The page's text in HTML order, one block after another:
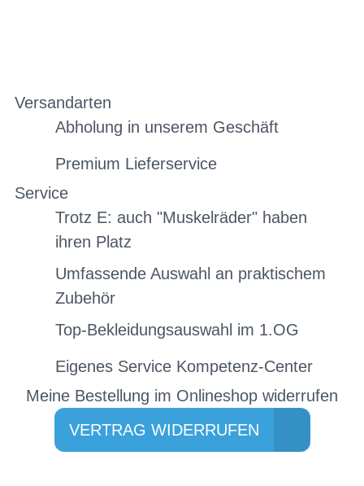
Versandarten
Abholung in unserem Geschäft
Premium Lieferservice
Service
Trotz E: auch "Muskelräder" haben
ihren Platz
Umfassende Auswahl an praktischem
Zubehör
Top-Bekleidungsauswahl im 1.OG
Eigenes Service Kompetenz-Center
Meine Bestellung im Onlineshop widerrufen
VERTRAG WIDERRUFEN